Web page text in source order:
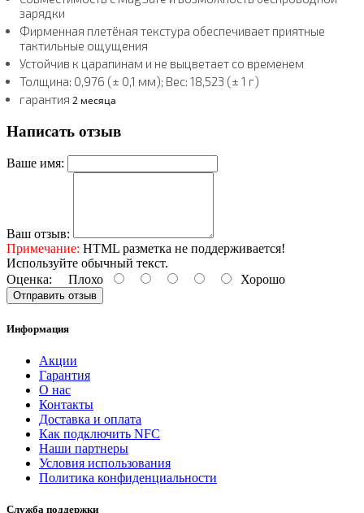
зарядки
Фирменная плетёная текстура обеспечивает приятные
тактильные ощущения
Устойчив к царапинам и не выцветает со временем
Толщина: 0,976 (± 0,1 мм); Вес: 18,523 (± 1 г)
гарантия 2 месяца
Написать отзыв
Ваше имя:
Ваш отзыв:
Примечание: HTML разметка не поддерживается!
Используйте обычный текст.
Оценка: Плохо Хорошо
Отправить отзыв
Информация
Акции
Гарантия
O нас
Контакты
Доставка и оплата
Как подключить NFC
Наши партнеры
Условия использования
Политика конфиденциальности
Служба поддержки